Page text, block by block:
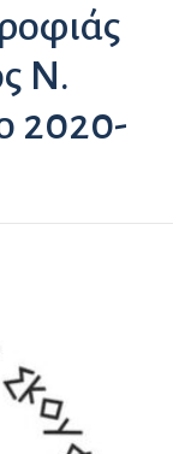
Ν.
2020-